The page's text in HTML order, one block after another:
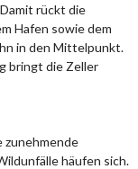
rückt die
Hafen sowie dem
in den Mittelpunkt.
bringt die Zeller
zunehmende
häufen sich.